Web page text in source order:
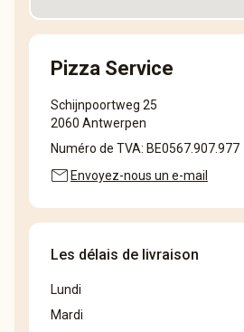
Pizza Service
Schijnpoortweg 25
2060 Antwerpen
Numéro de TVA: BE0567.907.977
mail Envoyez-nous un e-mail
Les délais de livraison
Lundi
Mardi